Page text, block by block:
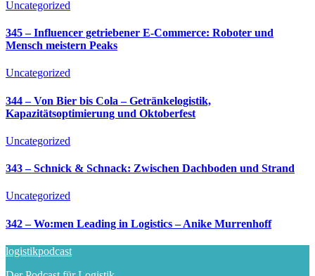
Uncategorized
345 – Influencer getriebener E-Commerce: Roboter und
Mensch meistern Peaks
Uncategorized
344 – Von Bier bis Cola – Getränkelogistik,
Kapazitätsoptimierung und Oktoberfest
Uncategorized
343 – Schnick & Schnack: Zwischen Dachboden und Strand
Uncategorized
342 – Wo:men Leading in Logistics – Anike Murrenhoff
logistikpodcast